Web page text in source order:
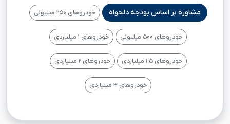
مشاوره بر اساس بودجه دلخواه خودروهای ۲۵۰ میلیونی
خودروهای ۵۰۰ میلیونی خودروهای ۱ میلیاردی
خودروهای ۱.۵ میلیاردی خودروهای ۲ میلیاردی
خودروهای ۳ میلیاردی